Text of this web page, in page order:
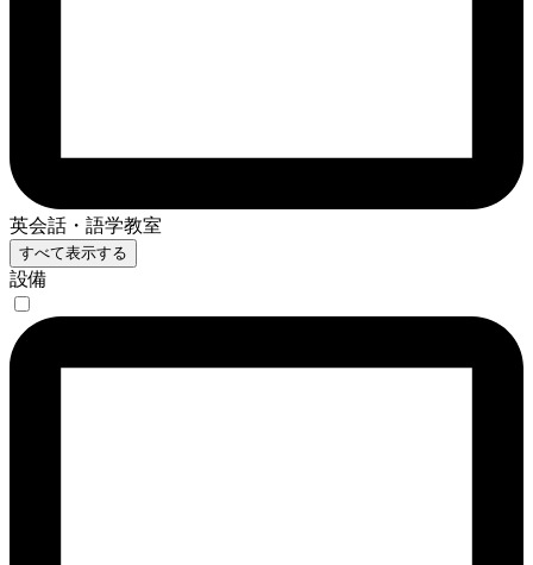
英会話・語学教室
すべて表示する
設備